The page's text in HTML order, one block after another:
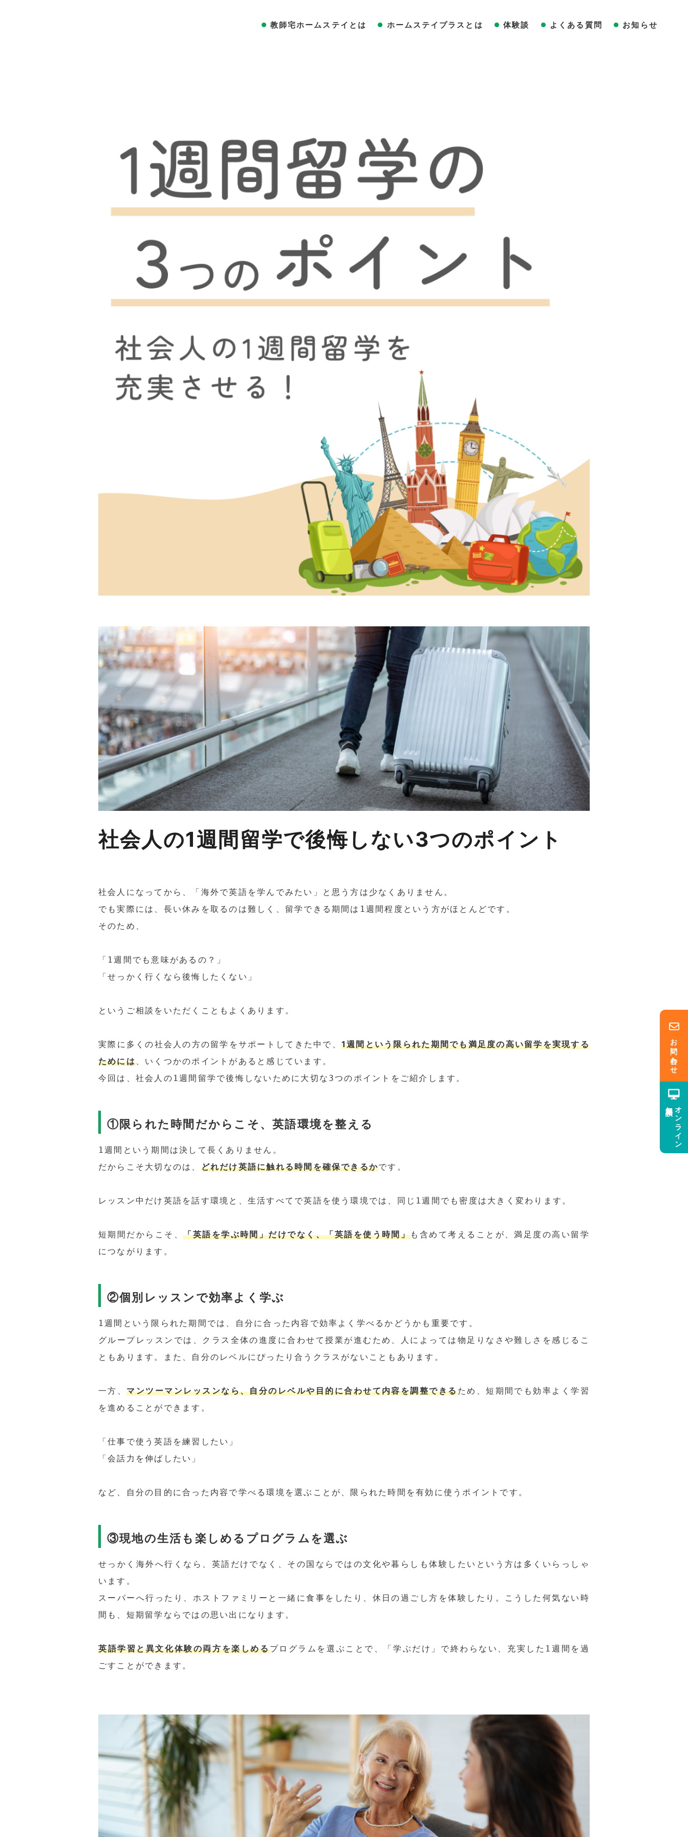
教師宅ホームステイとは ホームステイプラスとは 体験談 よくある質問 お知らせ
社会人の1週間留学で後悔しない3つのポイント
社会人になってから、「海外で英語を学んでみたい」と思う方は少なくありません。
でも実際には、長い休みを取るのは難しく、留学できる期間は1週間程度という方がほとんどです。
そのため、
「1週間でも意味があるの？」
「せっかく行くなら後悔したくない」
というご相談をいただくこともよくあります。
実際に多くの社会人の方の留学をサポートしてきた中で、 1週間という限られた期間でも満足度の高い留学を実現する
ためには、いくつかのポイントがあると感じています。
今回は、社会人の1週間留学で後悔しないために大切な3つのポイントをご紹介します。
①限られた時間だからこそ、英語環境を整える
1週間という期間は決して長くありません。
だからこそ大切なのは、 どれだけ英語に触れる時間を確保できるかです。
レッスン中だけ英語を話す環境と、生活すべてで英語を使う環境では、同じ1週間でも密度は大きく変わります。
短期間だからこそ、「英語を学ぶ時間」だけでなく、「英語を使う時間」も含めて考えることが、満足度の高い留学
につながります。
②個別レッスンで効率よく学ぶ
1週間という限られた期間では、自分に合った内容で効率よく学べるかどうかも重要です。
グループレッスンでは、クラス全体の進度に合わせて授業が進むため、人によっては物足りなさや難しさを感じるこ
ともあります。また、自分のレベルにぴったり合うクラスがないこともあります。
一方、マンツーマンレッスンなら、自分のレベルや目的に合わせて内容を調整できるため、短期間でも効率よく学習
を進めることができます。
「仕事で使う英語を練習したい」
「会話力を伸ばしたい」
など、自分の目的に合った内容で学べる環境を選ぶことが、限られた時間を有効に使うポイントです。
③現地の生活も楽しめるプログラムを選ぶ
せっかく海外へ行くなら、英語だけでなく、その国ならではの文化や暮らしも体験したいという方は多くいらっしゃ
います。
スーパーへ行ったり、ホストファミリーと一緒に食事をしたり、休日の過ごし方を体験したり。こうした何気ない時
間も、短期留学ならではの思い出になります。
英語学習と異文化体験の両方を楽しめるプログラムを選ぶことで、「学ぶだけ」で終わらない、充実した1週間を過
ごすことができます。
お問い合わせ
オンライン